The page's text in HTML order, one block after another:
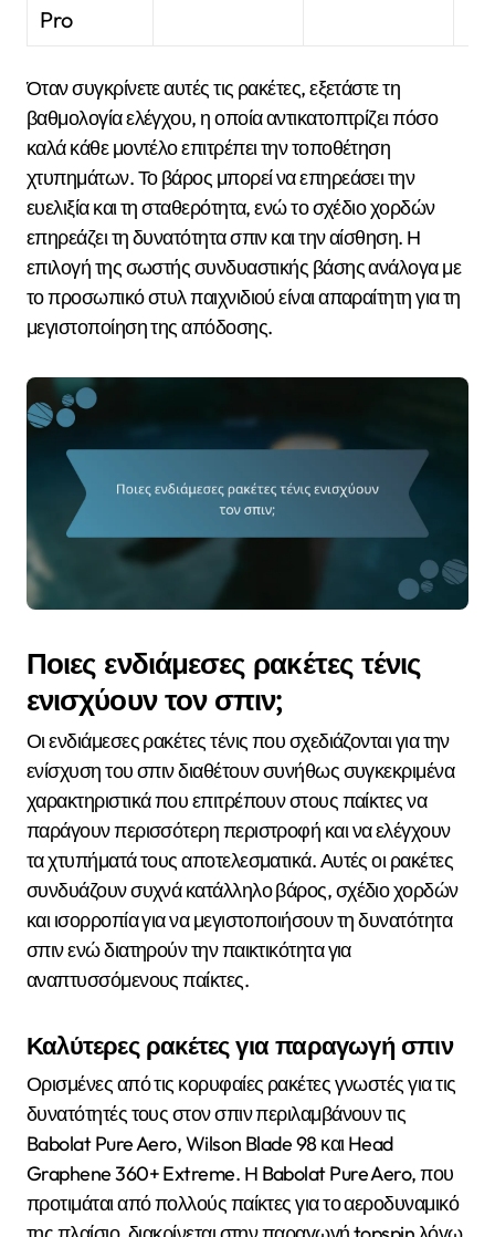
Pro
Όταν συγκρίνετε αυτές τις ρακέτες, εξετάστε τη
βαθμολογία ελέγχου, η οποία αντικατοπτρίζει πόσο
καλά κάθε μοντέλο επιτρέπει την τοποθέτηση
χτυπημάτων. Το βάρος μπορεί να επηρεάσει την
ευελιξία και τη σταθερότητα, ενώ το σχέδιο χορδών
επηρεάζει τη δυνατότητα σπιν και την αίσθηση. Η
επιλογή της σωστής συνδυαστικής βάσης ανάλογα με
το προσωπικό στυλ παιχνιδιού είναι απαραίτητη για τη
μεγιστοποίηση της απόδοσης.
Ποιες ενδιάμεσες ρακέτες τένις
ενισχύουν τον σπιν;
Οι ενδιάμεσες ρακέτες τένις που σχεδιάζονται για την
ενίσχυση του σπιν διαθέτουν συνήθως συγκεκριμένα
χαρακτηριστικά που επιτρέπουν στους παίκτες να
παράγουν περισσότερη περιστροφή και να ελέγχουν
τα χτυπήματά τους αποτελεσματικά. Αυτές οι ρακέτες
συνδυάζουν συχνά κατάλληλο βάρος, σχέδιο χορδών
και ισορροπία για να μεγιστοποιήσουν τη δυνατότητα
σπιν ενώ διατηρούν την παικτικότητα για
αναπτυσσόμενους παίκτες.
Καλύτερες ρακέτες για παραγωγή σπιν
Ορισμένες από τις κορυφαίες ρακέτες γνωστές για τις
δυνατότητές τους στον σπιν περιλαμβάνουν τις
Babolat Pure Aero, Wilson Blade 98 και Head
Graphene 360+ Extreme. Η Babolat Pure Aero, που
προτιμάται από πολλούς παίκτες για το αεροδυναμικό